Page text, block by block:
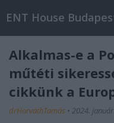
ENT House
Alkalmas-e a
műtéti
cikkünk a
drHorváthTamás • 2024. január